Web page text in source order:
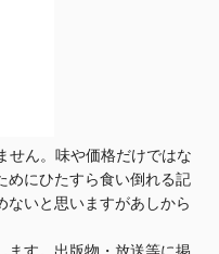
せん。味や価格だけではな
めにひたすら食い倒れる記
ないと思いますがあしから